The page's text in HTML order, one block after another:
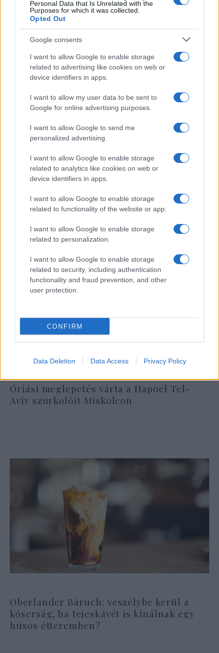
Personal Data that Is Unrelated with the
Purposes for which it was collected.
Opted Out
Google consents
I want to allow Google to enable storage
related to advertising like cookies on web or
device identifiers in apps.
I want to allow my user data to be sent to
Google for online advertising purposes.
I want to allow Google to send me
personalized advertising.
I want to allow Google to enable storage
related to analytics like cookies on web or
device identifiers in apps.
I want to allow Google to enable storage
related to functionality of the website or app.
I want to allow Google to enable storage
related to personalization.
I want to allow Google to enable storage
related to security, including authentication
functionality and fraud prevention, and other
user protection.
CONFIRM
Data Deletion Data Access Privacy Policy
Egy különleges családi járattal 140 új
alijázó érkezett Izraelbe
Óriási meglepetés várta a Hapoel Tel-
Aviv szurkolóit Miskolcon
Oberlander Báruch: veszélybe kerül a
kóserság, ha tejeskávét is kínálnak egy
húsos étteremben?